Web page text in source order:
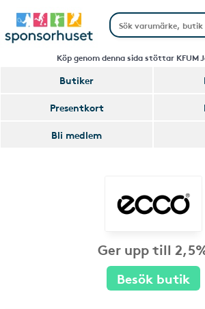
Köp genom denna sida stöttar KFUM
Butiker
Presentkort
Bli medlem
Ger upp till
Besök butik